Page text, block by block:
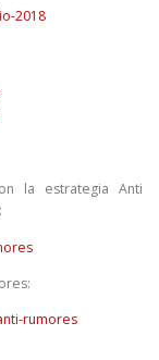
2018
la estrategia Anti
rumores